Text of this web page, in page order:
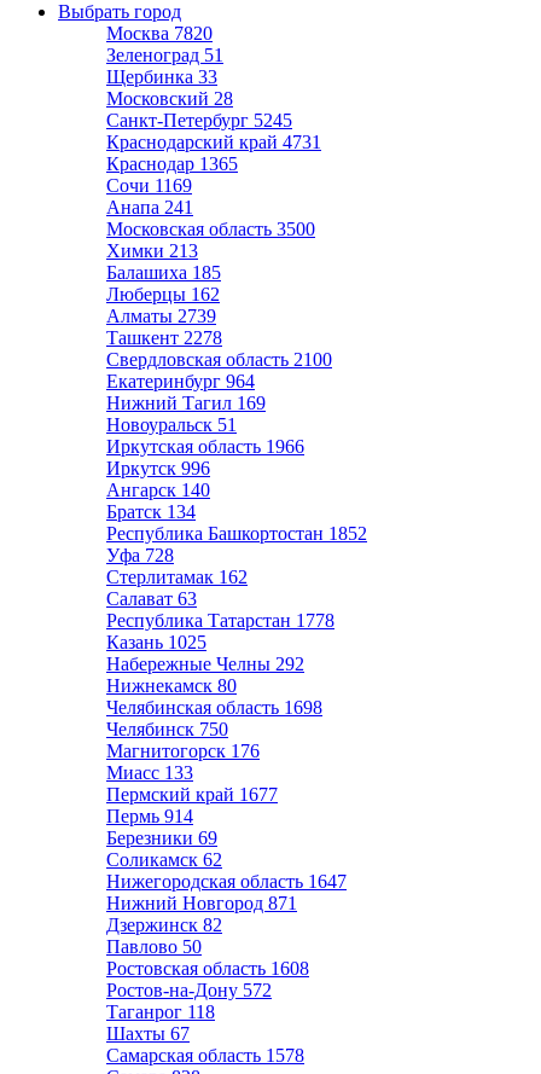
Выбрать город
Москва 7820
Зеленоград 51
Щербинка 33
Московский 28
Санкт-Петербург 5245
Краснодарский край 4731
Краснодар 1365
Сочи 1169
Анапа 241
Московская область 3500
Химки 213
Балашиха 185
Люберцы 162
Алматы 2739
Ташкент 2278
Свердловская область 2100
Екатеринбург 964
Нижний Тагил 169
Новоуральск 51
Иркутская область 1966
Иркутск 996
Ангарск 140
Братск 134
Республика Башкортостан 1852
Уфа 728
Стерлитамак 162
Салават 63
Республика Татарстан 1778
Казань 1025
Набережные Челны 292
Нижнекамск 80
Челябинская область 1698
Челябинск 750
Магнитогорск 176
Миасс 133
Пермский край 1677
Пермь 914
Березники 69
Соликамск 62
Нижегородская область 1647
Нижний Новгород 871
Дзержинск 82
Павлово 50
Ростовская область 1608
Ростов-на-Дону 572
Таганрог 118
Шахты 67
Самарская область 1578